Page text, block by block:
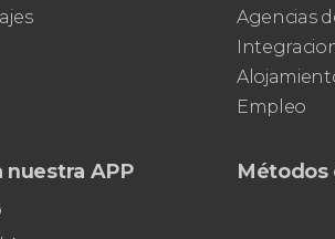
Agencias
Empleo
nuestra APP Métodos